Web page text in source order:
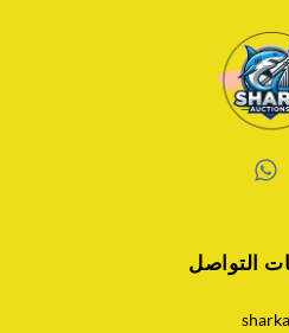
W
t
a
التواصل